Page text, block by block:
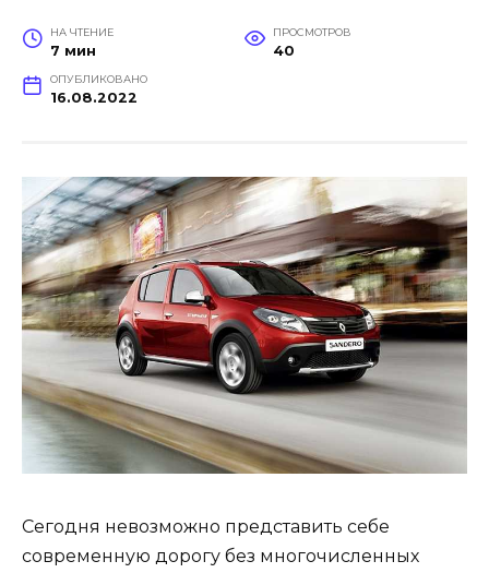
НА ЧТЕНИЕ
7 мин
ПРОСМОТРОВ
40
ОПУБЛИКОВАНО
16.08.2022
Сегодня невозможно представить себе
современную дорогу без многочисленных